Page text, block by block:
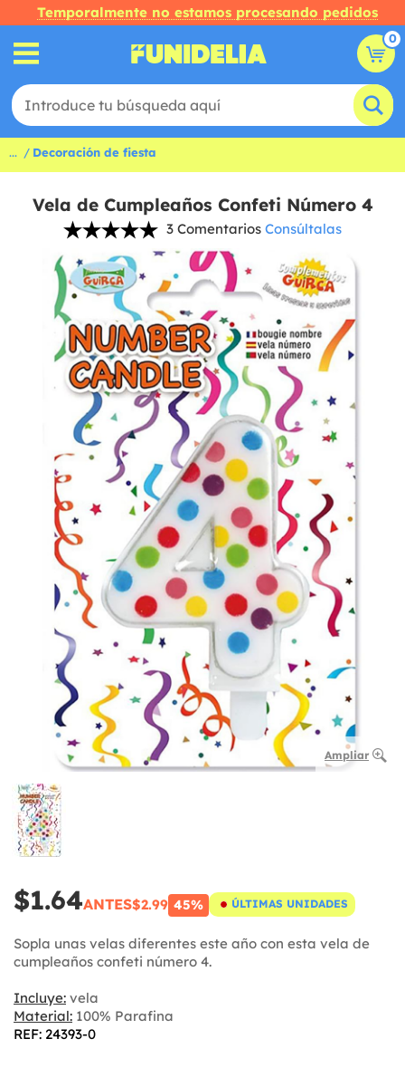
Temporalmente no estamos procesando pedidos
0
... Decoración de fiesta
Vela de Cumpleaños Confeti Número 4
3 Comentarios Consúltalas
Ampliar
$1.64ANTES$2.99 45% ÚLTIMAS UNIDADES
Sopla unas velas diferentes este año con esta vela de
cumpleaños confeti número 4.
Incluye: vela
Material: 100% Parafina
REF: 24393-0